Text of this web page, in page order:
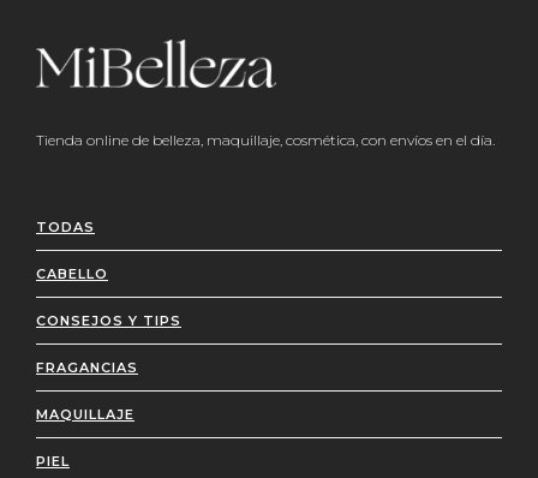
Tienda online de belleza, maquillaje, cosmética, con envíos en el día.
TODAS
CABELLO
CONSEJOS Y TIPS
FRAGANCIAS
MAQUILLAJE
PIEL